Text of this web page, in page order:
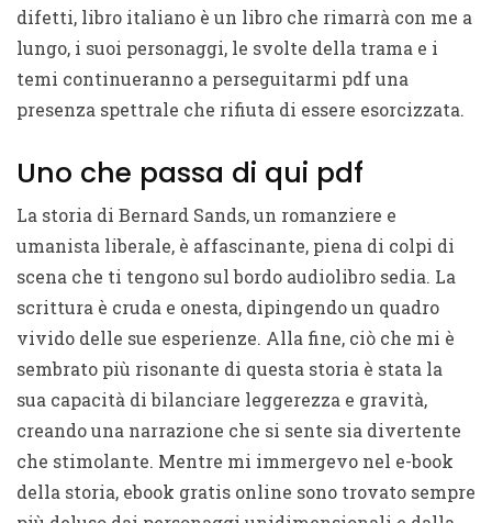
difetti, libro italiano è un libro che rimarrà con me a
lungo, i suoi personaggi, le svolte della trama e i
temi continueranno a perseguitarmi pdf una
presenza spettrale che rifiuta di essere esorcizzata.
Uno che passa di qui pdf
La storia di Bernard Sands, un romanziere e
umanista liberale, è affascinante, piena di colpi di
scena che ti tengono sul bordo audiolibro sedia. La
scrittura è cruda e onesta, dipingendo un quadro
vivido delle sue esperienze. Alla fine, ciò che mi è
sembrato più risonante di questa storia è stata la
sua capacità di bilanciare leggerezza e gravità,
creando una narrazione che si sente sia divertente
che stimolante. Mentre mi immergevo nel e-book
della storia, ebook gratis online sono trovato sempre